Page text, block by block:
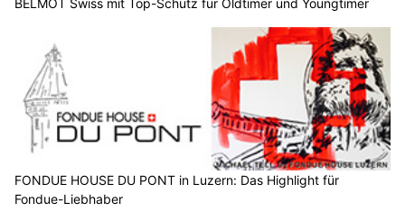
FONDUE HOUSE DU PONT in Luzern: Das Highlight für
Fondue-Liebhaber